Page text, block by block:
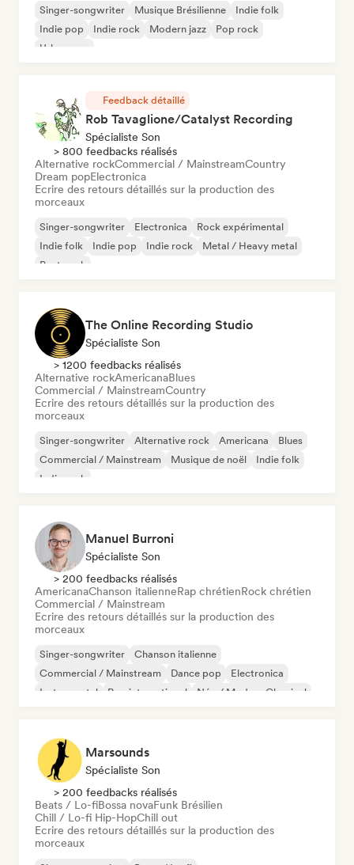
Singer-songwriter Musique Brésilienne
Indie folk
Indie pop
Indie rock Modern jazz
Pop rock
Urban pop
Feedback détaillé
Rob Tavaglione/Catalyst Recording
Spécialiste Son
> 800 feedbacks réalisés
Alternative rockCommercial / MainstreamCountry
Dream popElectronica
Ecrire des retours détaillés sur la production des
morceaux
Singer-songwriter Electronica
Rock expérimental
Indie folk
Indie pop Indie rock
Metal / Heavy metal
Post punk
The Online Recording Studio
Spécialiste Son
> 1200 feedbacks réalisés
Alternative rockAmericanaBlues
Commercial / MainstreamCountry
Ecrire des retours détaillés sur la production des
morceaux
Singer-songwriter Alternative rock Americana
Blues
Commercial / Mainstream
Musique de noël
Indie folk
Indie rock
Manuel Burroni
Spécialiste Son
> 200 feedbacks réalisés
AmericanaChanson italienneRap chrétienRock chrétien
Commercial / Mainstream
Ecrire des retours détaillés sur la production des
morceaux
Singer-songwriter
Chanson italienne
Commercial / Mainstream
Dance pop
Electronica
Instrumental
Pop international Néo / Modern Classical
Marsounds
Spécialiste Son
> 200 feedbacks réalisés
Beats / Lo-fiBossa novaFunk Brésilien
Chill / Lo-fi Hip-HopChill out
Ecrire des retours détaillés sur la production des
morceaux